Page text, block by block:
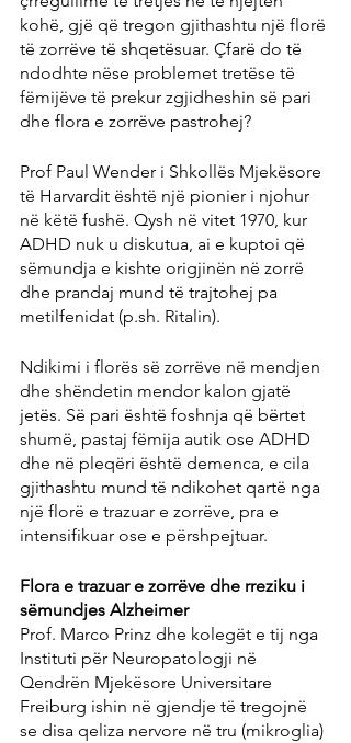
kohë, gjë që tregon gjithashtu një florë
të zorrëve të shqetësuar. Çfarë do të
ndodhte nëse problemet tretëse të
fëmijëve të prekur zgjidheshin së pari
dhe flora e zorrëve pastrohej?
Prof Paul Wender i Shkollës Mjekësore
të Harvardit është një pionier i njohur
në këtë fushë. Qysh në vitet 1970, kur
ADHD nuk u diskutua, ai e kuptoi që
sëmundja e kishte origjinën në zorrë
dhe prandaj mund të trajtohej pa
metilfenidat (p.sh. Ritalin).
Ndikimi i florës së zorrëve në mendjen
dhe shëndetin mendor kalon gjatë
jetës. Së pari është foshnja që bërtet
shumë, pastaj fëmija autik ose ADHD
dhe në pleqëri është demenca, e cila
gjithashtu mund të ndikohet qartë nga
një florë e trazuar e zorrëve, pra e
intensifikuar ose e përshpejtuar.
Flora e trazuar e zorrëve dhe rreziku i
sëmundjes Alzheimer
Prof. Marco Prinz dhe kolegët e tij nga
Instituti për Neuropatologji në
Qendrën Mjekësore Universitare
Freiburg ishin në gjendje të tregojnë
se disa qeliza nervore në tru (mikroglia)